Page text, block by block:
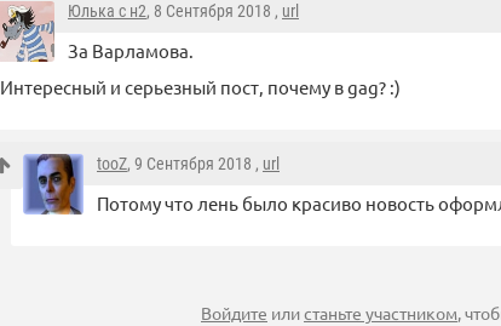
Юлька с н2, 8 Сентября 2018 , url
За Варламова.
Интересный и серьезный пост, почему в gag? :)
tooZ, 9 Сентября 2018 , url
Потому что лень было красиво новость
Войдите илистаньте участником,